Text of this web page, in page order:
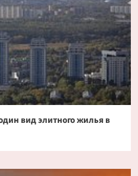
вид элитного жилья в